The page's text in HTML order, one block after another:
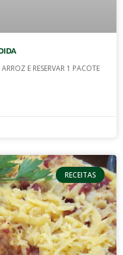
E RESERVAR 1 PACOTE
RECEITAS